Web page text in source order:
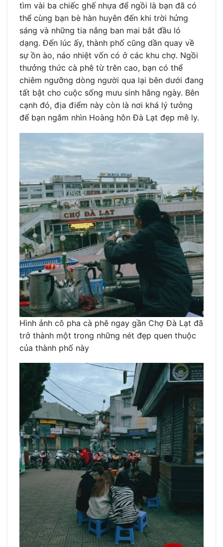
tìm vài ba chiếc ghế nhựa để ngồi là bạn đã có
thể cùng bạn bè hàn huyên đến khi trời hửng
sáng và những tia nắng ban mai bắt đầu ló
dạng. Đến lúc ấy, thành phố cũng dần quay về
sự ồn ào, náo nhiệt vốn có ở các khu chợ. Ngồi
thưởng thức cà phê từ trên cao, bạn có thể
chiêm ngưỡng dòng người qua lại bên dưới đang
tất bật cho cuộc sống mưu sinh hằng ngày. Bên
cạnh đó, địa điểm này còn là nơi khá lý tưởng
để bạn ngắm nhìn Hoàng hôn Đà Lạt đẹp mê ly.
Hình ảnh cô pha cà phê ngay gần Chợ Đà Lạt đã
trở thành một trong những nét đẹp quen thuộc
của thành phố này